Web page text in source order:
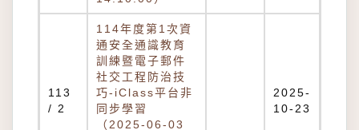
113
/ 2
114年度第1次資
通安全通識教育
訓練暨電子郵件
社交工程防治技
巧-iClass平台非
同步學習
（2025-06-03
2025-
10-23